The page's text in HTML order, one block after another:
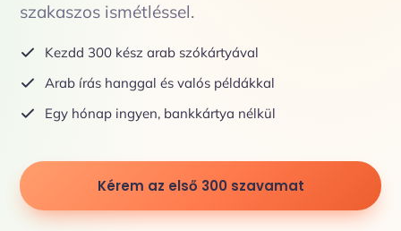
szakaszos ismétléssel.
Kezdd 300 kész arab szókártyával
Arab írás hanggal és valós példákkal
Egy hónap ingyen, bankkártya nélkül
Kérem az első 300 szavamat